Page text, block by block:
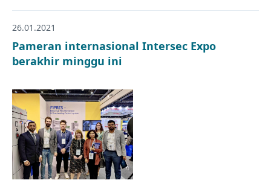
26.01.2021
Pameran internasional Intersec Expo
berakhir minggu ini